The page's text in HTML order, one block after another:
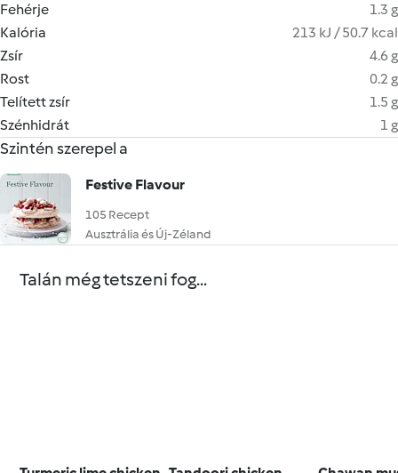
Fehérje
1.3 g
Kalória
213 kJ / 50.7 kcal
Zsír
4.6 g
Rost
0.2 g
Telített zsír
1.5 g
Szénhidrát
1 g
Szintén szerepel a
Festive Flavour
105 Recept
Ausztrália és Új-Zéland
Talán még tetszeni fog...